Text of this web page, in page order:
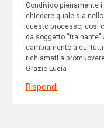
Condivido pienamente
chiedere quale sia
questo processo, così
da soggetto “trainante”
cambiamento a cui
richiamati a
Grazie Lucia
Rispondi